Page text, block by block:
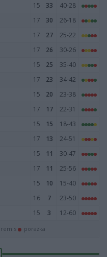
15 33
40-28
17 30
26-18
17 27
25-22
17 26
30-26
15 25
35-40
17 23
34-42
15 20
23-38
17 17
22-31
15 15
18-43
17 13
24-51
15 11
30-47
17 11
25-56
15 10
15-40
16 7
23-50
15 3 12-60
remis porażka